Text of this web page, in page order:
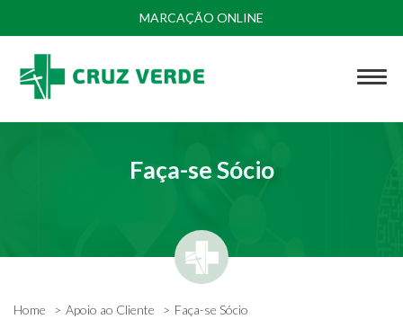
MARCAÇÃO ONLINE
Faça-se Sócio
Home Apoio ao Cliente Faça-se Sócio